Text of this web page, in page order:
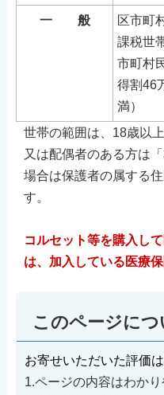
一 般
区市町
課税世
市町村
得割46
満）
世帯の範囲は、18歳以
又は配偶者のある方は
場合は保護者の属する
す。
コルセット等を購入し
は、加入している医療
このページにつ
お寄せいただいた評価
1.ページの内容はわか